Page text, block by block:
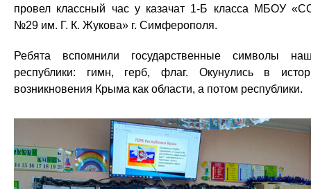
провел классный час у казачат 1-Б класса МБОУ
№29 им. Г. К. Жукова» г. Симферополя.
Ребята вспомнили государственные символы
республики: гимн, герб, флаг. Окунулись в
возникновения Крыма как области, а потом республики.